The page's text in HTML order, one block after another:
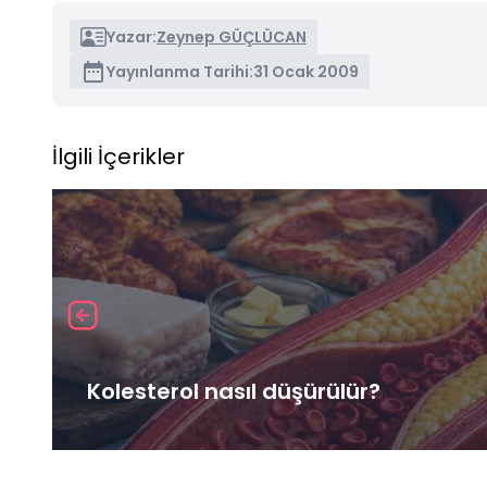
Yazar:Zeynep GÜÇLÜCAN
Yayınlanma Tarihi:31 Ocak 2009
İlgili İçerikler
Kolesterol nasıl düşürülür?